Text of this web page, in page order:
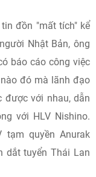
đồn "mất tích" kể
Nhật Bản, ông
báo cáo công việc
đó mà lãnh đạo
được với nhau, dẫn
với HLV Nishino.
tạm quyền Anurak
dắt tuyển Thái Lan